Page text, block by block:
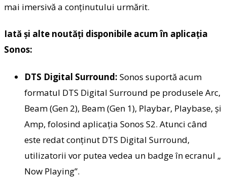
mai imersivă a conținutului urmărit.
Iată și alte noutăți disponibile acum în aplicația
Sonos:
DTS Digital Surround: Sonos suportă acum
formatul DTS Digital Surround pe produsele Arc,
Beam (Gen 2), Beam (Gen 1), Playbar, Playbase, și
Amp, folosind aplicația Sonos S2. Atunci când
este redat conținut DTS Digital Surround,
utilizatorii vor putea vedea un badge în ecranul „
Now Playing”.